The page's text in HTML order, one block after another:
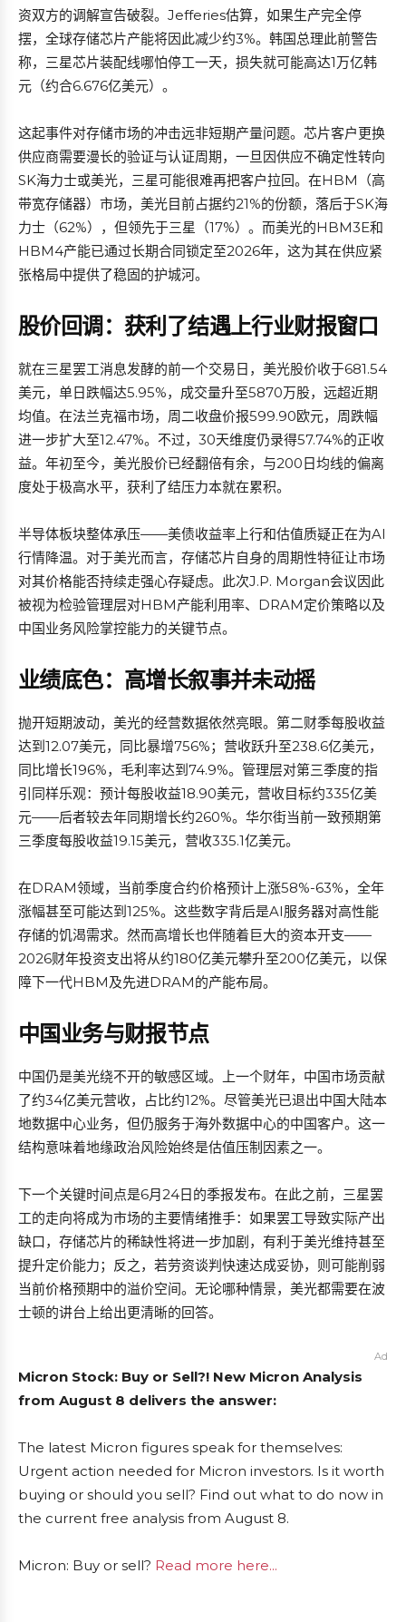
资双方的调解宣告破裂。Jefferies估算，如果生产完全停
摆，全球存储芯片产能将因此减少约3%。韩国总理此前警告
称，三星芯片装配线哪怕停工一天，损失就可能高达1万亿韩
元（约合6.676亿美元）。
这起事件对存储市场的冲击远非短期产量问题。芯片客户更换
供应商需要漫长的验证与认证周期，一旦因供应不确定性转向
SK海力士或美光，三星可能很难再把客户拉回。在HBM（高
带宽存储器）市场，美光目前占据约21%的份额，落后于SK海
力士（62%），但领先于三星（17%）。而美光的HBM3E和
HBM4产能已通过长期合同锁定至2026年，这为其在供应紧
张格局中提供了稳固的护城河。
股价回调：获利了结遇上行业财报窗口
就在三星罢工消息发酵的前一个交易日，美光股价收于681.54
美元，单日跌幅达5.95%，成交量升至5870万股，远超近期
均值。在法兰克福市场，周二收盘价报599.90欧元，周跌幅
进一步扩大至12.47%。不过，30天维度仍录得57.74%的正收
益。年初至今，美光股价已经翻倍有余，与200日均线的偏离
度处于极高水平，获利了结压力本就在累积。
半导体板块整体承压——美债收益率上行和估值质疑正在为AI
行情降温。对于美光而言，存储芯片自身的周期性特征让市场
对其价格能否持续走强心存疑虑。此次J.P. Morgan会议因此
被视为检验管理层对HBM产能利用率、DRAM定价策略以及
中国业务风险掌控能力的关键节点。
业绩底色：高增长叙事并未动摇
抛开短期波动，美光的经营数据依然亮眼。第二财季每股收益
达到12.07美元，同比暴增756%；营收跃升至238.6亿美元，
同比增长196%，毛利率达到74.9%。管理层对第三季度的指
引同样乐观：预计每股收益18.90美元，营收目标约335亿美
元——后者较去年同期增长约260%。华尔街当前一致预期第
三季度每股收益19.15美元，营收335.1亿美元。
在DRAM领域，当前季度合约价格预计上涨58%-63%，全年
涨幅甚至可能达到125%。这些数字背后是AI服务器对高性能
存储的饥渴需求。然而高增长也伴随着巨大的资本开支——
2026财年投资支出将从约180亿美元攀升至200亿美元，以保
障下一代HBM及先进DRAM的产能布局。
中国业务与财报节点
中国仍是美光绕不开的敏感区域。上一个财年，中国市场贡献
了约34亿美元营收，占比约12%。尽管美光已退出中国大陆本
地数据中心业务，但仍服务于海外数据中心的中国客户。这一
结构意味着地缘政治风险始终是估值压制因素之一。
下一个关键时间点是6月24日的季报发布。在此之前，三星罢
工的走向将成为市场的主要情绪推手：如果罢工导致实际产出
缺口，存储芯片的稀缺性将进一步加剧，有利于美光维持甚至
提升定价能力；反之，若劳资谈判快速达成妥协，则可能削弱
当前价格预期中的溢价空间。无论哪种情景，美光都需要在波
士顿的讲台上给出更清晰的回答。
Ad
Micron Stock: Buy or Sell?! New Micron Analysis
from August 8 delivers the answer:
The latest Micron figures speak for themselves:
Urgent action needed for Micron investors. Is it worth
buying or should you sell? Find out what to do now in
the current free analysis from August 8.
Micron: Buy or sell? Read more here...